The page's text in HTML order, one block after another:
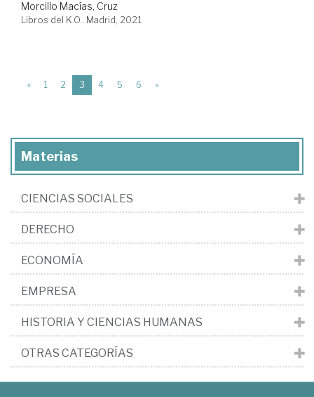
Morcillo Macías, Cruz
Libros del K.O.. Madrid, 2021
« 1 2 3 (current)
4 5 6 »
Materias
CIENCIAS SOCIALES
DERECHO
ECONOMÍA
EMPRESA
HISTORIA Y CIENCIAS HUMANAS
OTRAS CATEGORÍAS